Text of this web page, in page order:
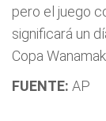
pero el juego
significará un
Copa
FUENTE: AP